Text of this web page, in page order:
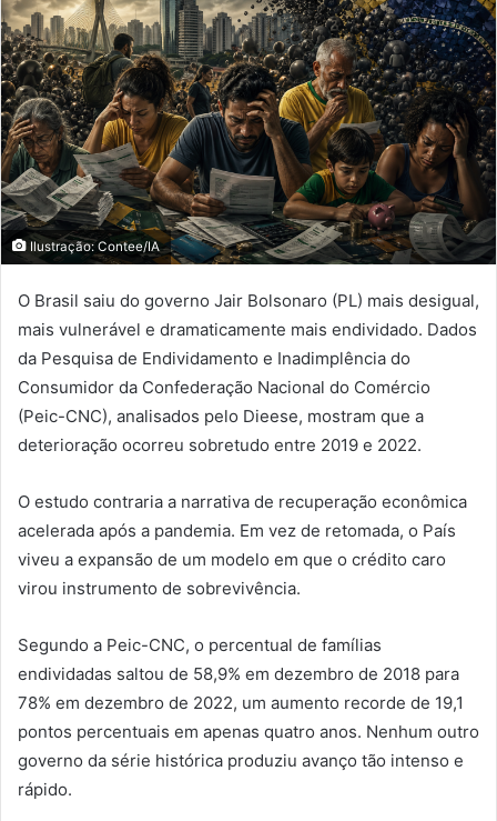
Ilustração: Contee/IA
O Brasil saiu do governo Jair Bolsonaro (PL) mais desigual,
mais vulnerável e dramaticamente mais endividado. Dados
da Pesquisa de Endividamento e Inadimplência do
Consumidor da Confederação Nacional do Comércio
(Peic-CNC), analisados pelo Dieese, mostram que a
deterioração ocorreu sobretudo entre 2019 e 2022.
O estudo contraria a narrativa de recuperação econômica
acelerada após a pandemia. Em vez de retomada, o País
viveu a expansão de um modelo em que o crédito caro
virou instrumento de sobrevivência.
Segundo a Peic-CNC, o percentual de famílias
endividadas saltou de 58,9% em dezembro de 2018 para
78% em dezembro de 2022, um aumento recorde de 19,1
pontos percentuais em apenas quatro anos. Nenhum outro
governo da série histórica produziu avanço tão intenso e
rápido.